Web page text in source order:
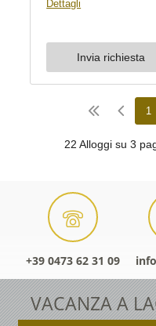
+39 0473 62 31 09
VACANZA A